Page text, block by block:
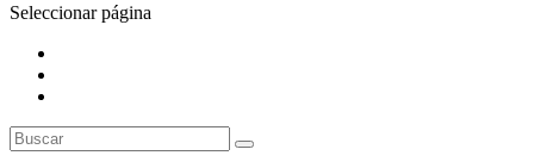
Seleccionar página